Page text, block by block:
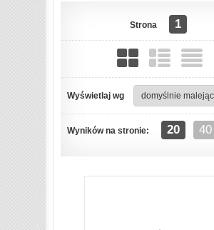
Strona 1
Wyświetlaj wg
Wyników na stronie: 20 40
ZOBACZ SZCZEGÓŁY